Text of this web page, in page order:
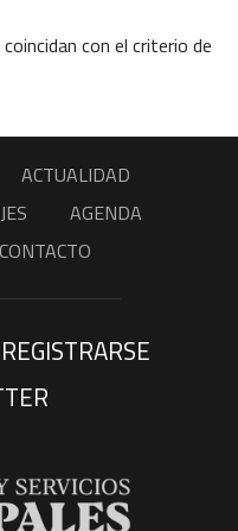
con el criterio de
ACTUALIDAD
AGENDA
CONTACTO
REGISTRARSE